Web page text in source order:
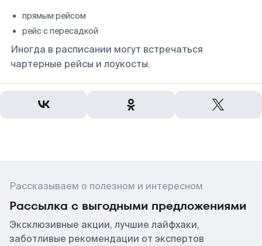
прямым рейсом
рейс с пересадкой
Иногда в расписании могут встречаться
чартерные рейсы и лоукосты.
Рассказываем о полезном и интересном
Рассылка с выгодными предложениями
Эксклюзивные акции, лучшие лайфхаки,
заботливые рекомендации от экспертов